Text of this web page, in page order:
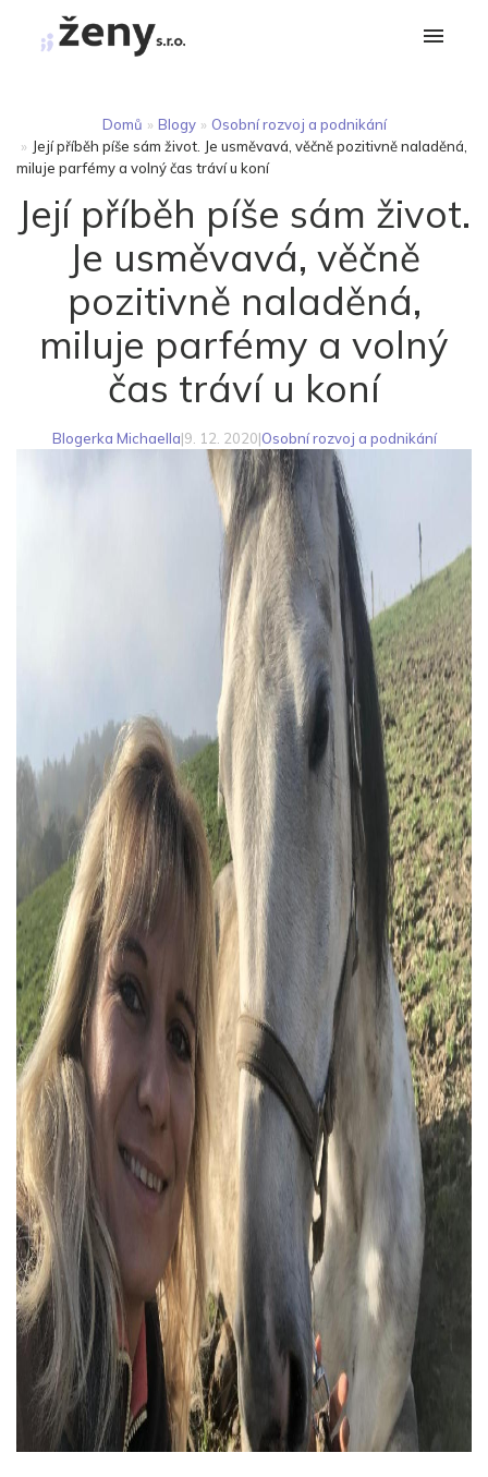
Domů » Blogy » Osobní rozvoj a podnikání
» Její příběh píše sám život. Je usměvavá, věčně pozitivně naladěná,
miluje parfémy a volný čas tráví u koní
Její příběh píše sám život.
Je usměvavá, věčně
pozitivně naladěná,
miluje parfémy a volný
čas tráví u koní
Blogerka Michaella|9. 12. 2020|Osobní rozvoj a podnikání